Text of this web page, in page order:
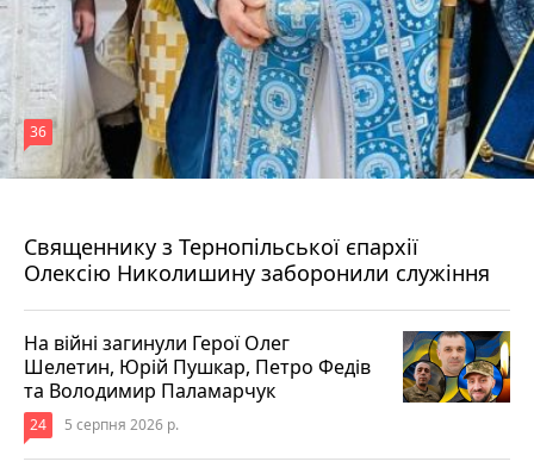
Священнику з Тернопільської єпархії
Олексію Николишину заборонили служіння
36
На війні загинули Герої Олег
Шелетин, Юрій Пушкар, Петро Федів
та Володимир Паламарчук
24 5 серпня 2026 р.